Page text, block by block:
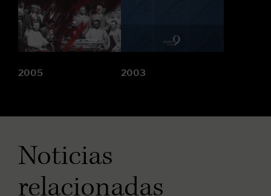
2005 2003
Noticias
relacionadas